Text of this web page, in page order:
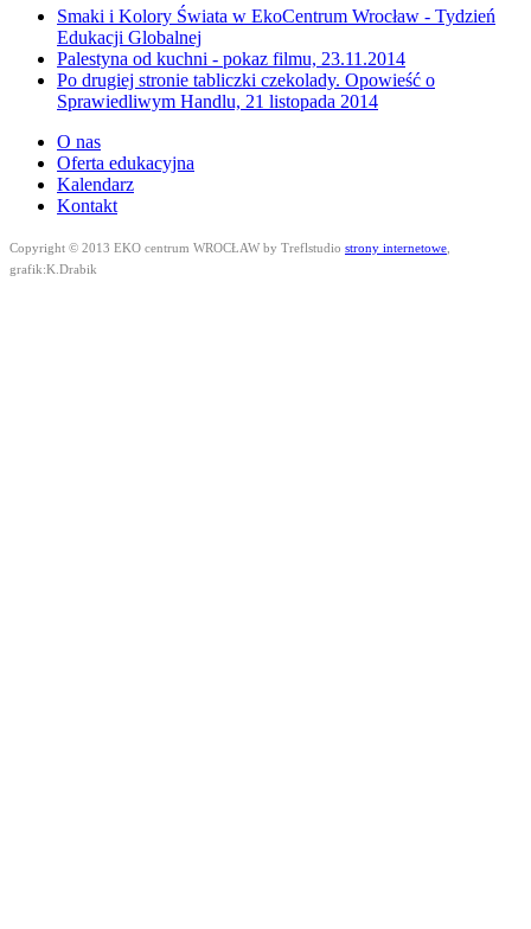
Smaki i Kolory Świata w EkoCentrum Wrocław - Tydzień
Edukacji Globalnej
Palestyna od kuchni - pokaz filmu, 23.11.2014
Po drugiej stronie tabliczki czekolady. Opowieść o
Sprawiedliwym Handlu, 21 listopada 2014
O nas
Oferta edukacyjna
Kalendarz
Kontakt
Copyright © 2013 EKO centrum WROCŁAW by Treflstudio strony internetowe
grafik:K.Drabik